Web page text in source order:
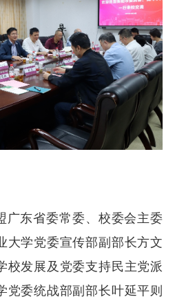
广东省委常委、校委会主委
大学党委宣传部副部长方文
校发展及党委支持民主党派
党委统战部副部长叶延平则